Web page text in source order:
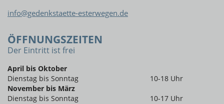
info@gedenkstaette-esterwegen.de
ÖFFNUNGSZEITEN
Der Eintritt ist frei
April bis Oktober
Dienstag bis Sonntag
10-18 Uhr
November bis März
Dienstag bis Sonntag
10-17 Uhr